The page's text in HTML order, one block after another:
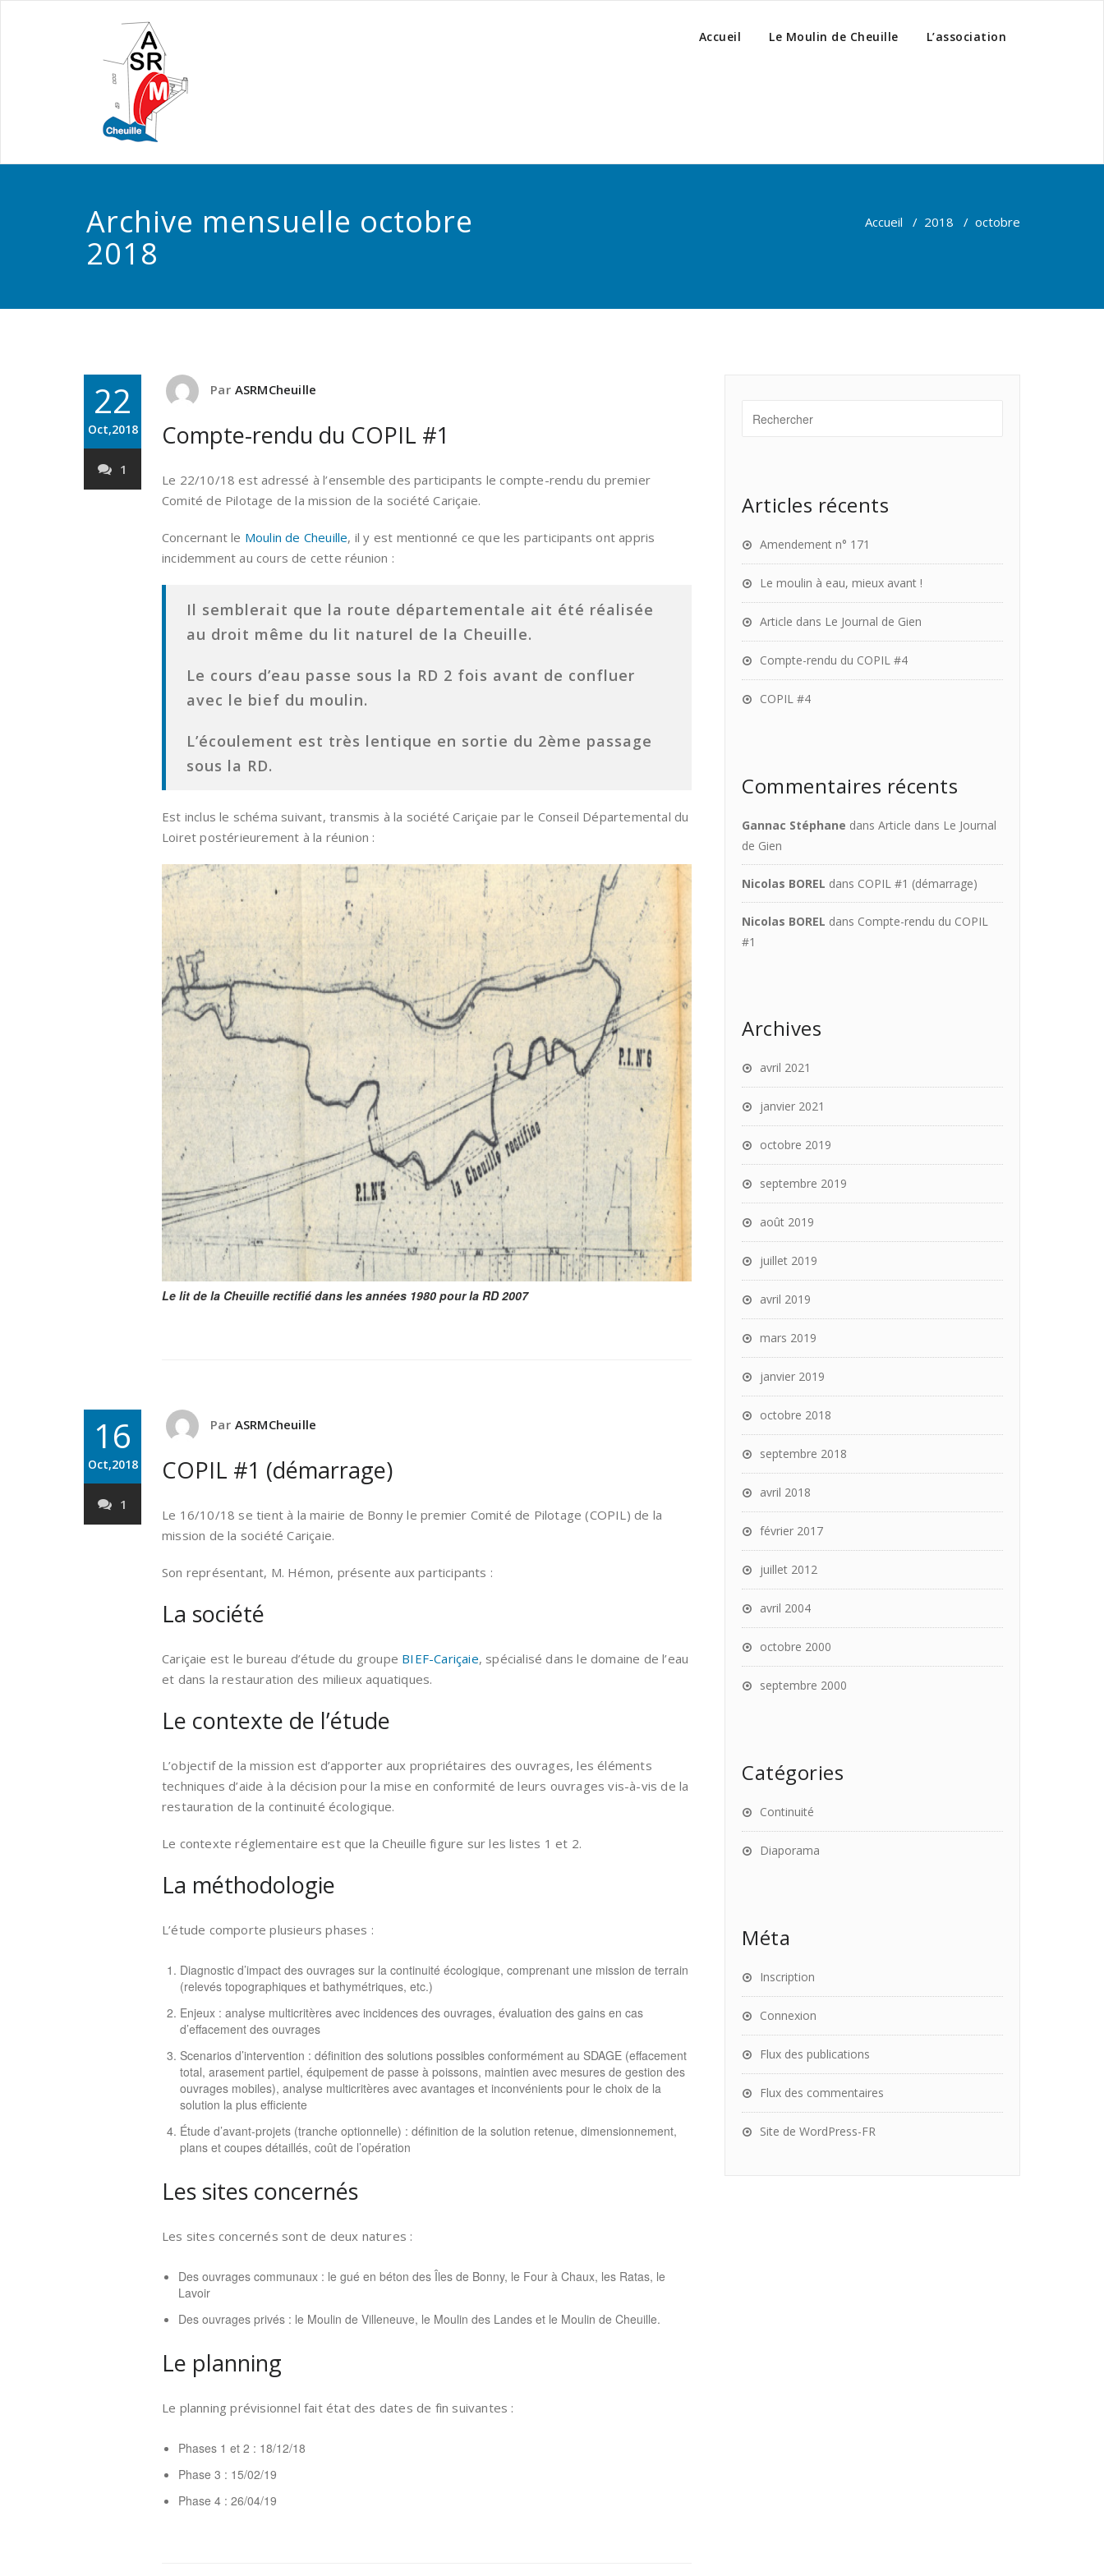
Accueil Le Moulin de Cheuille L’association
Archive mensuelle octobre
2018
Accueil / 2018 / octobre
22
Oct,2018
1
Par ASRMCheuille
Compte-rendu du COPIL #1
Le 22/10/18 est adressé à l’ensemble des participants le compte-rendu du premier
Comité de Pilotage de la mission de la société Cariçaie.
Concernant le Moulin de Cheuille, il y est mentionné ce que les participants ont appris
incidemment au cours de cette réunion :
Il semblerait que la route départementale ait été réalisée
au droit même du lit naturel de la Cheuille.
Le cours d’eau passe sous la RD 2 fois avant de confluer
avec le bief du moulin.
L’écoulement est très lentique en sortie du 2ème passage
sous la RD.
Est inclus le schéma suivant, transmis à la société Cariçaie par le Conseil Départemental du
Loiret postérieurement à la réunion :
Le lit de la Cheuille rectifié dans les années 1980 pour la RD 2007
16
Oct,2018
1
Par ASRMCheuille
COPIL #1 (démarrage)
Le 16/10/18 se tient à la mairie de Bonny le premier Comité de Pilotage (COPIL) de la
mission de la société Cariçaie.
Son représentant, M. Hémon, présente aux participants :
La société
Cariçaie est le bureau d’étude du groupe BIEF-Cariçaie, spécialisé dans le domaine de l’eau
et dans la restauration des milieux aquatiques.
Le contexte de l’étude
L’objectif de la mission est d’apporter aux propriétaires des ouvrages, les éléments
techniques d’aide à la décision pour la mise en conformité de leurs ouvrages vis-à-vis de la
restauration de la continuité écologique.
Le contexte réglementaire est que la Cheuille figure sur les listes 1 et 2.
La méthodologie
L’étude comporte plusieurs phases :
Diagnostic d’impact des ouvrages sur la continuité écologique, comprenant une mission de terrain
(relevés topographiques et bathymétriques, etc.)
Enjeux : analyse multicritères avec incidences des ouvrages, évaluation des gains en cas
d’effacement des ouvrages
Scenarios d’intervention : définition des solutions possibles conformément au SDAGE (effacement
total, arasement partiel, équipement de passe à poissons, maintien avec mesures de gestion des
ouvrages mobiles), analyse multicritères avec avantages et inconvénients pour le choix de la
solution la plus efficiente
Étude d’avant-projets (tranche optionnelle) : définition de la solution retenue, dimensionnement,
plans et coupes détaillés, coût de l’opération
Les sites concernés
Les sites concernés sont de deux natures :
Des ouvrages communaux : le gué en béton des Îles de Bonny, le Four à Chaux, les Ratas, le
Lavoir
Des ouvrages privés : le Moulin de Villeneuve, le Moulin des Landes et le Moulin de Cheuille.
Le planning
Le planning prévisionnel fait état des dates de fin suivantes :
Phases 1 et 2 : 18/12/18
Phase 3 : 15/02/19
Phase 4 : 26/04/19
Articles récents
Amendement n° 171
Le moulin à eau, mieux avant !
Article dans Le Journal de Gien
Compte-rendu du COPIL #4
COPIL #4
Commentaires récents
Gannac Stéphane dans Article dans Le Journal
de Gien
Nicolas BOREL dans COPIL #1 (démarrage)
Nicolas BOREL dans Compte-rendu du COPIL
#1
Archives
avril 2021
janvier 2021
octobre 2019
septembre 2019
août 2019
juillet 2019
avril 2019
mars 2019
janvier 2019
octobre 2018
septembre 2018
avril 2018
février 2017
juillet 2012
avril 2004
octobre 2000
septembre 2000
Catégories
Continuité
Diaporama
Méta
Inscription
Connexion
Flux des publications
Flux des commentaires
Site de WordPress-FR